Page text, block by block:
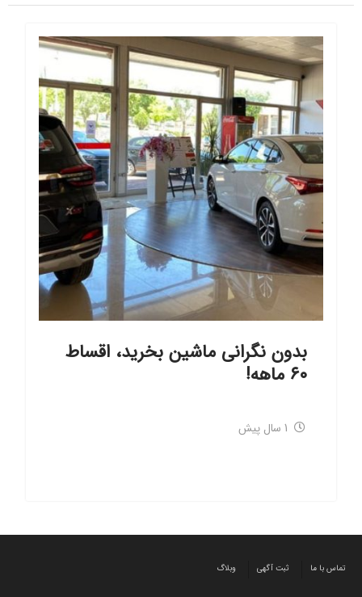
بدون نگرانی ماشین بخرید، اقساط
۶۰ ماهه!
1 سال پیش
تماس با ما ثبت آگهی وبلاگ